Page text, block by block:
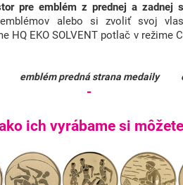
pre emblém z prednej a zadnej
emblémov alebo si zvoliť svoj
HQ EKO SOLVENT potlač v režime
emblém predná strana medaily
-
ich vyrábame si